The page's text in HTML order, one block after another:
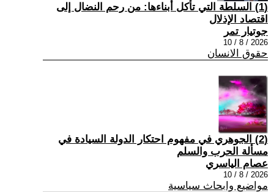
(1) السلطة التي تأكل أبناءها: من رحم النضال إلى
اقتصاد الإذلال
جوتيار تمر
2026 / 8 / 10
حقوق الانسان
(2) الجوهري في مفهوم احتكار الدولة السيادة في
مسألة الحرب والسلم
عصام الياسري
2026 / 8 / 10
مواضيع وابحاث سياسية